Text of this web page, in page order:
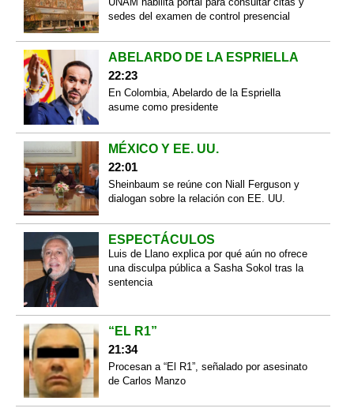
sedes del examen de control presencial
ABELARDO DE LA ESPRIELLA
22:23
En Colombia, Abelardo de la Espriella
asume como presidente
MÉXICO Y EE. UU.
22:01
Sheinbaum se reúne con Niall Ferguson y
dialogan sobre la relación con EE. UU.
ESPECTÁCULOS
Luis de Llano explica por qué aún no ofrece
una disculpa pública a Sasha Sokol tras la
sentencia
“EL R1”
21:34
Procesan a “El R1”, señalado por asesinato
de Carlos Manzo